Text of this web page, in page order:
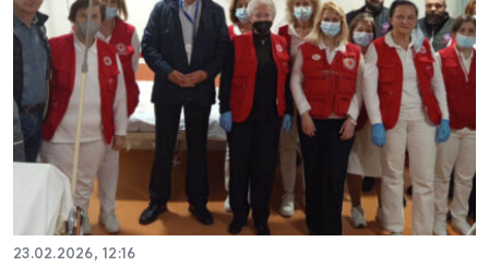
23.02.2026, 12:16